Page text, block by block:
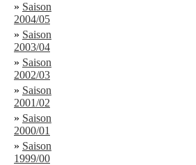
» Saison
2004/05
» Saison
2003/04
» Saison
2002/03
» Saison
2001/02
» Saison
2000/01
» Saison
1999/00